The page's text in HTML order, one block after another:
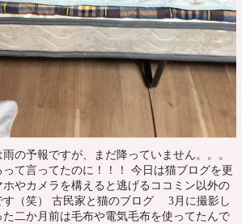
の予報ですが、まだ降っていません。。。
て言ってたのに！！！ 今日は猫ブログを更
やカメラを構えると逃げるココミン以外の
す（笑） 古民家と猫のブログ 3月に撮影し
二か月前は毛布や電気毛布を使ってたんで